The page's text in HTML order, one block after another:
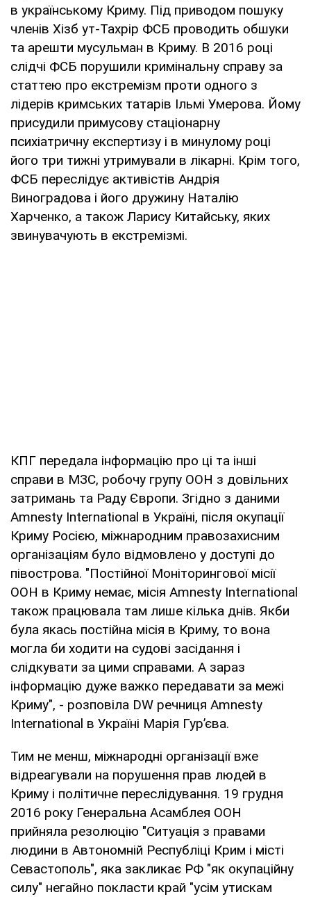
в українському Криму. Під приводом пошуку
членів Хізб ут-Тахрір ФСБ проводить обшуки
та арешти мусульман в Криму. В 2016 році
слідчі ФСБ порушили кримінальну справу за
статтею про екстремізм проти одного з
лідерів кримських татарів Ільмі Умерова. Йому
присудили примусову стаціонарну
психіатричну експертизу і в минулому році
його три тижні утримували в лікарні. Крім того,
ФСБ переслідує активістів Андрія
Виноградова і його дружину Наталію
Харченко, а також Ларису Китайську, яких
звинувачують в екстремізмі.
КПГ передала інформацію про ці та інші
справи в МЗС, робочу групу ООН з довільних
затримань та Раду Європи. Згідно з даними
Amnesty International в Україні, після окупації
Криму Росією, міжнародним правозахисним
організаціям було відмовлено у доступі до
півострова. "Постійної Моніторингової місії
ООН в Криму немає, місія Amnesty International
також працювала там лише кілька днів. Якби
була якась постійна місія в Криму, то вона
могла би ходити на судові засідання і
слідкувати за цими справами. А зараз
інформацію дуже важко передавати за межі
Криму", - розповіла DW речниця Amnesty
International в Україні Марія Гур’єва.
Тим не менш, міжнародні організації вже
відреагували на порушення прав людей в
Криму і політичне переслідування. 19 грудня
2016 року Генеральна Асамблея ООН
прийняла резолюцію "Ситуація з правами
людини в Автономній Республіці Крим і місті
Севастополь", яка закликає РФ "як окупаційну
силу" негайно покласти край "усім утискам